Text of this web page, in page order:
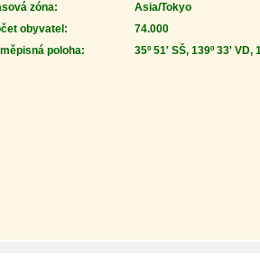
zóna:
Asia/Tokyo
obyvatel:
74.000
poloha:
35º 51' SŠ, 139º 33' VD,